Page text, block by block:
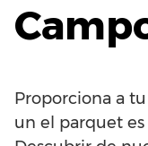
Proporciona a
un el parquet